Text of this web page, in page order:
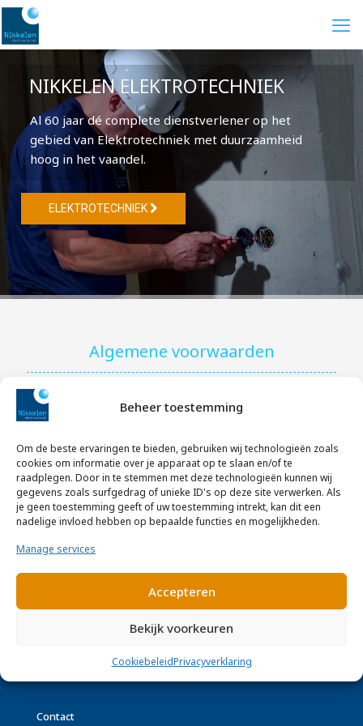
Beheer toestemming
Om de beste ervaringen te bieden, gebruiken wij technologieën zoals
cookies om informatie over je apparaat op te slaan en/of te
raadplegen. Door in te stemmen met deze technologieën kunnen wij
gegevens zoals surfgedrag of unieke ID's op deze site verwerken. Als
je geen toestemming geeft of uw toestemming intrekt, kan dit een
nadelige invloed hebben op bepaalde functies en mogelijkheden.
Manage services
Accepteren
Bekijk voorkeuren
CookiebeleidPrivacyverklaring
NIKKELEN ELEKTROTECHNIEK
Al 60 jaar dé complete dienstverlener op het
gebied van Elektrotechniek met duurzaamheid
hoog in het vaandel.
ELEKTROTECHNIEK
Algemene voorwaarden
Onze algemene voorwaarden kunt u hier downloaden.
Leveringsvoorwaarden installerende bedrijven (ALIB)
2024(pdf)
Installatiewerk voor consumenten (AVIC) 2016(pdf)
Consumentenwerk Signaleringsysteem (AVCS) 2017(pdf)
Referenties
Algemene voorwaarden
Contact